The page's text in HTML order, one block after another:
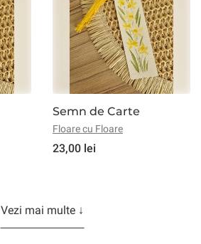
Semn de Carte
Floare cu Floare
23,00 lei
Vezi mai multe ↓